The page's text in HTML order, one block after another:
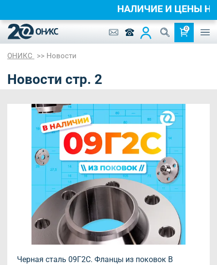
0
ОНИКС Новости
Новости стр. 2
Черная сталь 09Г2С. Фланцы из поковок В
НАЛИЧИЕ И ЦЕНЫ